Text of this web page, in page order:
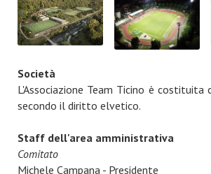
Società
L'Associazione Team Ticino è costituita
secondo il diritto elvetico.
Staff dell'area amministrativa
Comitato
Michele Campana - Presidente